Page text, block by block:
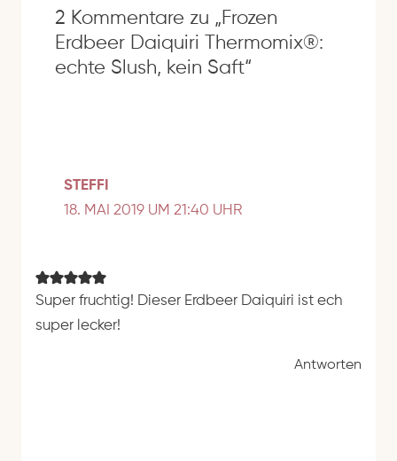
2 Kommentare zu „Frozen
Erdbeer Daiquiri Thermomix®:
echte Slush, kein Saft“
STEFFI
18. MAI 2019 UM 21:40 UHR
Super fruchtig! Dieser Erdbeer Daiquiri ist ech
super lecker!
Antworten